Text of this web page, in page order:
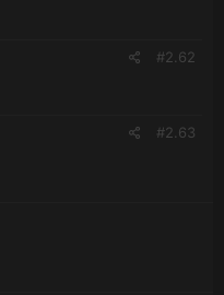
#2.62
#2.63